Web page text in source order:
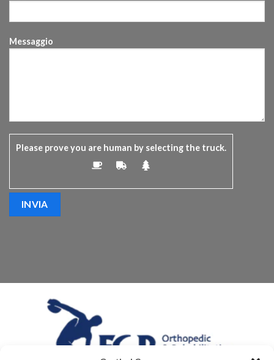
Messaggio
Please prove you are human by selecting the truck.